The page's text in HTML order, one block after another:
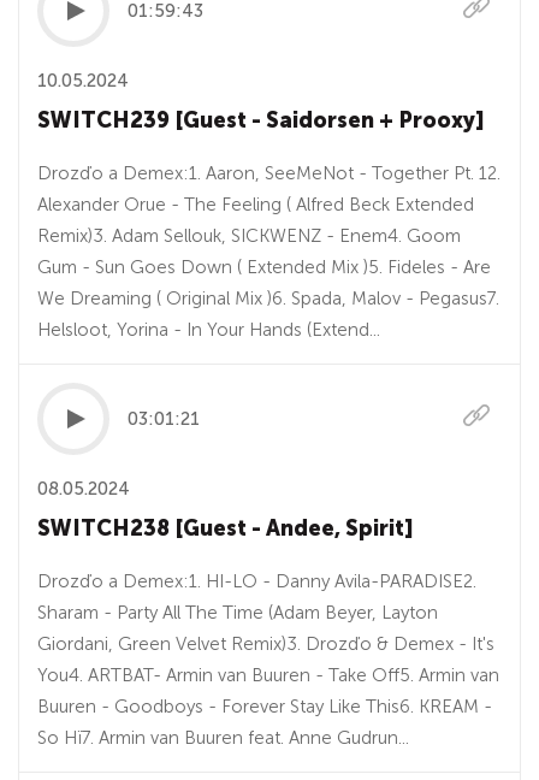
01:59:43
10.05.2024
SWITCH239 [Guest - Saidorsen + Prooxy]
Drozďo a Demex:1. Aaron, SeeMeNot - Together Pt. 12.
Alexander Orue - The Feeling ( Alfred Beck Extended
Remix)3. Adam Sellouk, SICKWENZ - Enem4. Goom
Gum - Sun Goes Down ( Extended Mix )5. Fideles - Are
We Dreaming ( Original Mix )6. Spada, Malov - Pegasus7.
Helsloot, Yorina - In Your Hands (Extend...
03:01:21
08.05.2024
SWITCH238 [Guest - Andee, Spirit]
Drozďo a Demex:1. HI-LO - Danny Avila-PARADISE2.
Sharam - Party All The Time (Adam Beyer, Layton
Giordani, Green Velvet Remix)3. Drozďo & Demex - It's
You4. ARTBAT- Armin van Buuren - Take Off5. Armin van
Buuren - Goodboys - Forever Stay Like This6. KREAM -
So Hï7. Armin van Buuren feat. Anne Gudrun...